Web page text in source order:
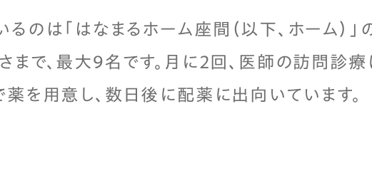
るのは「はなまるホーム座間（以下、ホーム）」
まで、最大9名です。月に2回、医師の訪問診療
薬を用意し、数日後に配薬に出向いています。